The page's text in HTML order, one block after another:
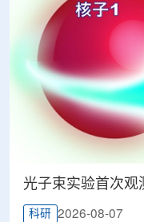
光子束实验首次观
科研 2026-08-07